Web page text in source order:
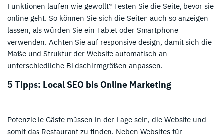
Funktionen laufen wie gewollt? Testen Sie die Seite, bevor sie
online geht. So können Sie sich die Seiten auch so anzeigen
lassen, als würden Sie ein Tablet oder Smartphone
verwenden. Achten Sie auf responsive design, damit sich die
Maße und Struktur der Website automatisch an
unterschiedliche Bildschirmgrößen anpassen.
5 Tipps: Local SEO bis Online Marketing
Potenzielle Gäste müssen in der Lage sein, die Website und
somit das Restaurant zu finden. Neben Websites für